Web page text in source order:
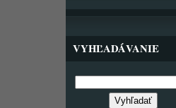
VYHĽADÁVANIE